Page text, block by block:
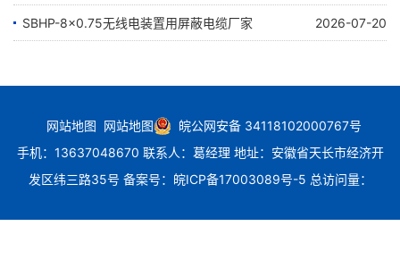
SBHP-8×0.75无线电装置用屏蔽电缆厂家 2026-07-20
网站地图 网站地图
皖公网安备 34118102000767号
手机：13637048670 联系人：葛经理 地址：安徽省天长市经济开
发区纬三路35号 备案号： 皖ICP备17003089号-5 总访问量：